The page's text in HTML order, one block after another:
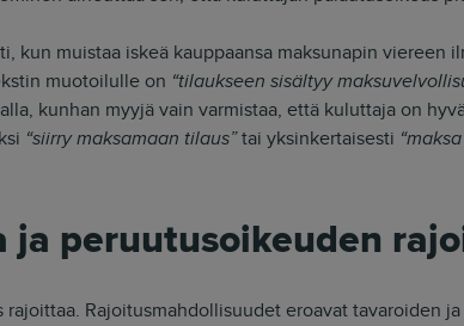
kun muistaa iskeä kauppaansa maksunapin viereen
muotoilulle on “tilaukseen sisältyy
kunhan myyjä vain varmistaa, että kuluttaja on
“siirry maksamaan tilaus”tai yksinkertaisesti
ja peruutusoikeuden
Rajoitusmahdollisuudet eroavat tavaroiden